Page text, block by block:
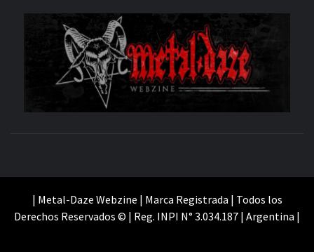
| Metal-Daze Webzine | Marca Registrada | Todos los
Derechos Reservados © | Reg. INPI N° 3.034.187 | Argentina |